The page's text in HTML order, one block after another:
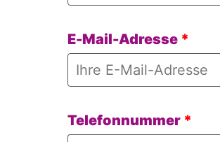
E-Mail-Adresse *
Telefonnummer *